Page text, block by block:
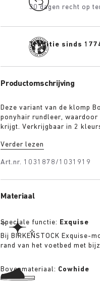
30 dagen recht op
Traditie sinds
Productomschrijving
Deze variant van de klomp
ponyhair rundleer,
krijgt. Verkrijgbaar in 2
BIRKENSTOCK voetbed
expressieve geest van het
Verder lezen
Art.nr. 1031878/1031919
Materiaal
Speciale functie: Exquise
Bij BIRKENSTOCK Exquise-
rand van het voetbed met
Bovenmateriaal: Cowhide